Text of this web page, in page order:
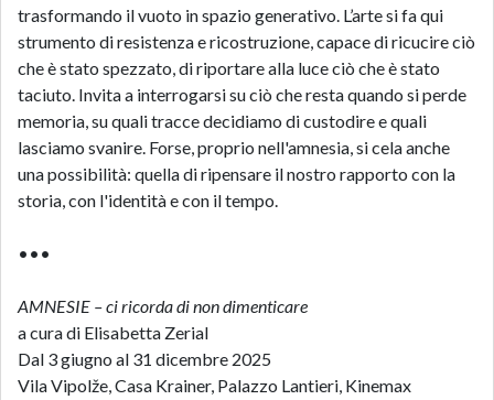
trasformando il vuoto in spazio generativo. L’arte si fa qui
strumento di resistenza e ricostruzione, capace di ricucire ciò
che è stato spezzato, di riportare alla luce ciò che è stato
taciuto. Invita a interrogarsi su ciò che resta quando si perde
memoria, su quali tracce decidiamo di custodire e quali
lasciamo svanire. Forse, proprio nell'amnesia, si cela anche
una possibilità: quella di ripensare il nostro rapporto con la
storia, con l'identità e con il tempo.
•••
AMNESIE – ci ricorda di non dimenticare
a cura di Elisabetta Zerial
Dal 3 giugno al 31 dicembre 2025
Vila Vipolže, Casa Krainer, Palazzo Lantieri, Kinemax